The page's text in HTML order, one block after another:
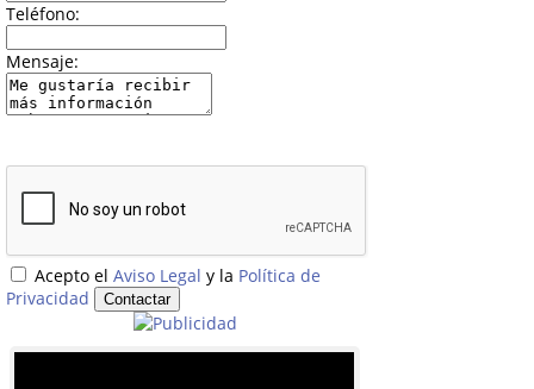
Teléfono:
Mensaje:
Acepto el Aviso Legal y la Política de
Privacidad